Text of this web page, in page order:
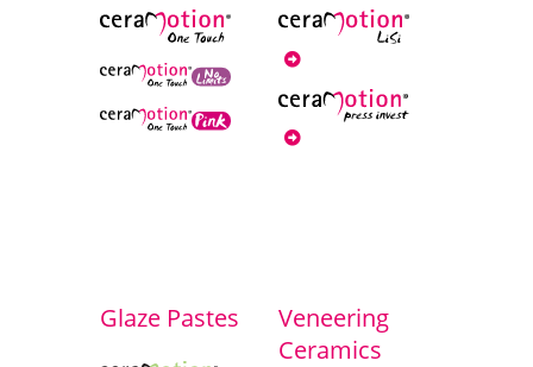
Glaze Pastes
Veneering
Ceramics